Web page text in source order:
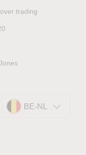
trading
BE-NL